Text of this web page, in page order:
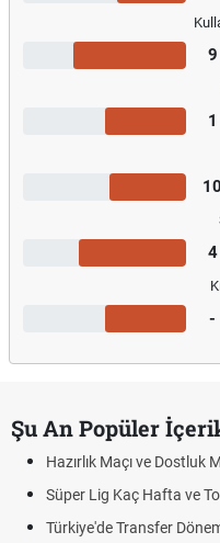
9
1
10
4
-
Şu An Popüler
Hazırlık Maçı ve Dostluk
Süper Lig Kaç Hafta ve
Türkiye'de Transfer